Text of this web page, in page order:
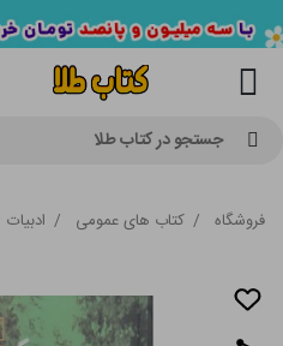
جستجو در کتاب طلا
فروشگاه / کتاب های عمومی / ادبیات